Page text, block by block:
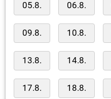
05.8. 06.8.
09.8. 10.8.
13.8. 14.8.
17.8. 18.8.